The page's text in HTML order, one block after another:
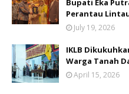
Bupati Eka
Perantau
July 19, 2026
IKLB
Warga Tanah
April 15, 2026